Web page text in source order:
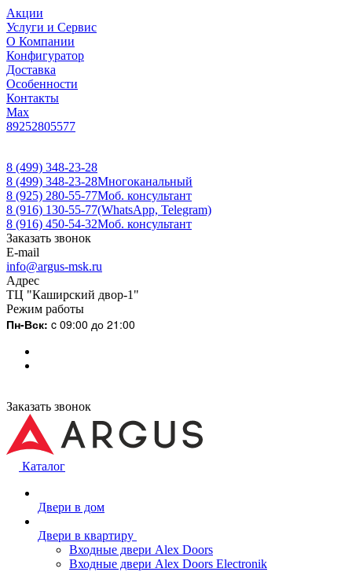
Акции
Услуги и Сервис
О Компании
Конфигуратор
Доставка
Особенности
Контакты
Max
89252805577
8 (499) 348-23-28
8 (499) 348-23-28Многоканальный
8 (925) 280-55-77Моб. консультант
8 (916) 130-55-77(WhatsApp, Telegram)
8 (916) 450-54-32Моб. консультант
Заказать звонок
E-mail
info@argus-msk.ru
Адрес
ТЦ "Каширский двор-1"
Режим работы
Пн-Вск: c 09:00 до 21:00
Заказать звонок
Каталог
Двери в дом
Двери в квартиру
Входные двери Alex Doors
Входные двери Alex Doors Electronik